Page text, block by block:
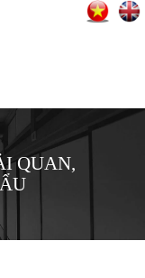
QUAN,